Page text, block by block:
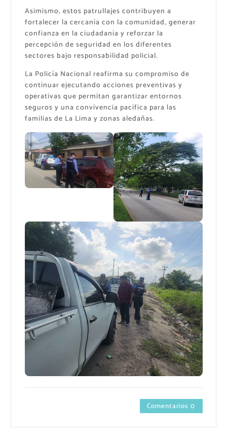
Asimismo, estos patrullajes contribuyen a
fortalecer la cercanía con la comunidad, generar
confianza en la ciudadanía y reforzar la
percepción de seguridad en los diferentes
sectores bajo responsabilidad policial.
La Policía Nacional reafirma su compromiso de
continuar ejecutando acciones preventivas y
operativas que permitan garantizar entornos
seguros y una convivencia pacífica para las
familias de La Lima y zonas aledañas.
Comentarios 0